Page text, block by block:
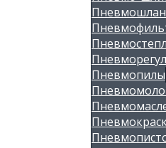
Пневмопилы